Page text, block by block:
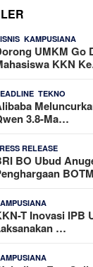
,KAMPUSIANA
UMKM Go
KKN
,TEKNO
3.8-Ma…
RELEASE
BO Ubud
T Inovasi IPB
…